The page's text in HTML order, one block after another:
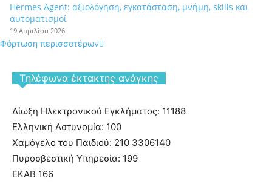
Hermes Agent: αξιολόγηση, εγκατάσταση, μνήμη, skills και
αυτοματισμοί
19 Απριλίου 2026
Φόρτωση περισσοτέρων
Tηλέφωνα έκτακτης ανάγκης
Δίωξη Ηλεκτρονικού Εγκλήματος: 11188
Ελληνική Αστυνομία: 100
Χαμόγελο του Παιδιού: 210 3306140
Πυροσβεστική Υπηρεσία: 199
ΕΚΑΒ 166